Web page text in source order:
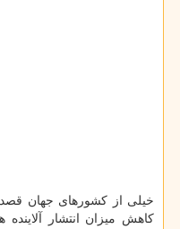
خیلی از كشورهای جهان قصد
كاهش میزان انتشار